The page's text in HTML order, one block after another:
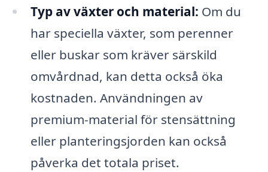
Typ av växter och material: Om du
har speciella växter, som perenner
eller buskar som kräver särskild
omvårdnad, kan detta också öka
kostnaden. Användningen av
premium-material för stensättning
eller planteringsjorden kan också
påverka det totala priset.